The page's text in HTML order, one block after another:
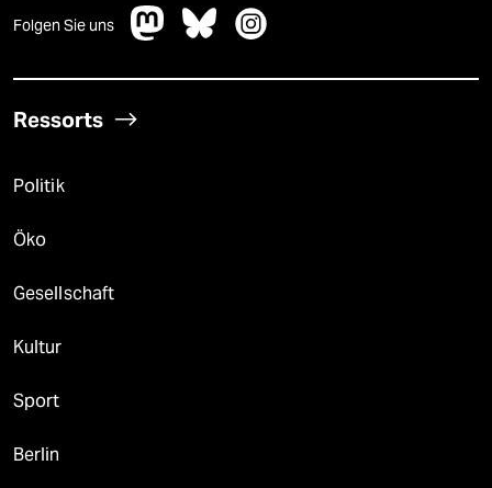
Folgen Sie uns
Ressorts
Politik
Öko
Gesellschaft
Kultur
Sport
Berlin